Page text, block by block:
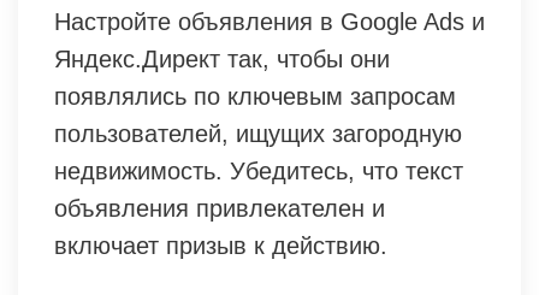
Настройте объявления в Google Ads и
Яндекс.Директ так, чтобы они
появлялись по ключевым запросам
пользователей, ищущих загородную
недвижимость. Убедитесь, что текст
объявления привлекателен и
включает призыв к действию.